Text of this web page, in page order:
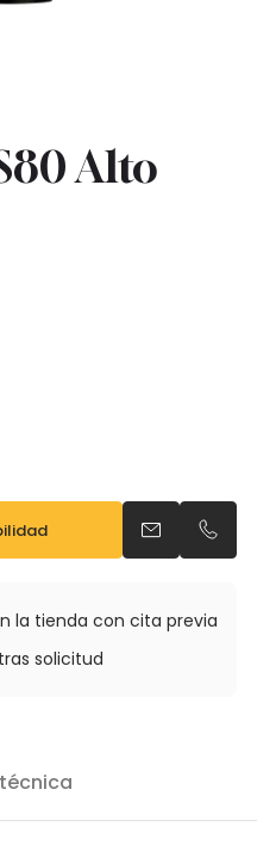
Alto
Enviar un email
Llamar
la tienda con cita previa
solicitud